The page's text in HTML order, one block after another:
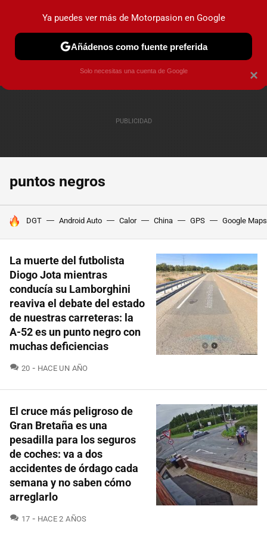
PRUEBAS COCHES ELÉCTRICOS OBSERVATORIO
puntos negros
HOY SE HABLA DE
DGT Android Auto Calor China GPS Google Maps
La muerte del futbolista
Diogo Jota mientras
conducía su Lamborghini
reaviva el debate del estado
de nuestras carreteras: la
A-52 es un punto negro con
muchas deficiencias
20 COMENTARIOS
HACE UN AÑO
El cruce más peligroso de
Gran Bretaña es una
pesadilla para los seguros
de coches: va a dos
accidentes de órdago cada
semana y no saben cómo
arreglarlo
17 COMENTARIOS
HACE 2 AÑOS
×
Ya puedes ver más de Motorpasion en Google
Añádenos como fuente preferida
Solo necesitas una cuenta de Google